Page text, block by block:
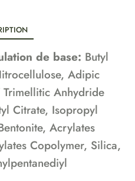
de base: Butyl
Adipic
Anhydride
Citrate, Isopropyl
Acrylates
Copolymer, Silica,